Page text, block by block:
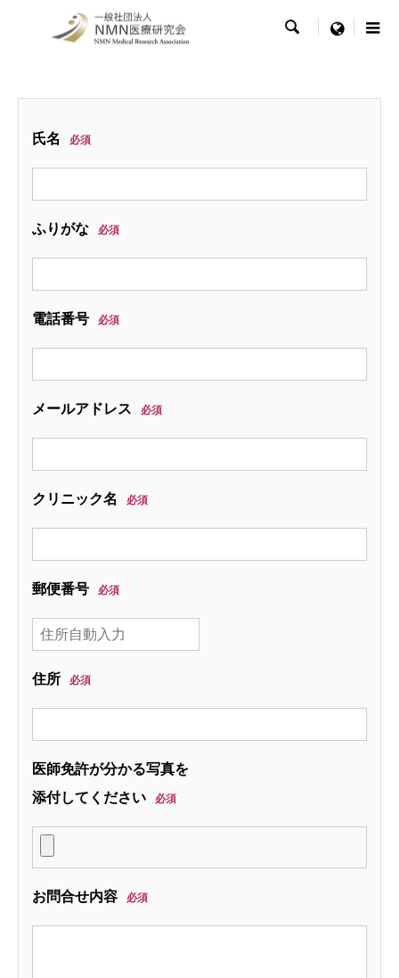
 menu
氏名 必須
ふりがな 必須
電話番号 必須
メールアドレス 必須
クリニック名 必須
郵便番号 必須
住所 必須
医師免許が分かる写真を
添付してください
必須
お問合せ内容 必須